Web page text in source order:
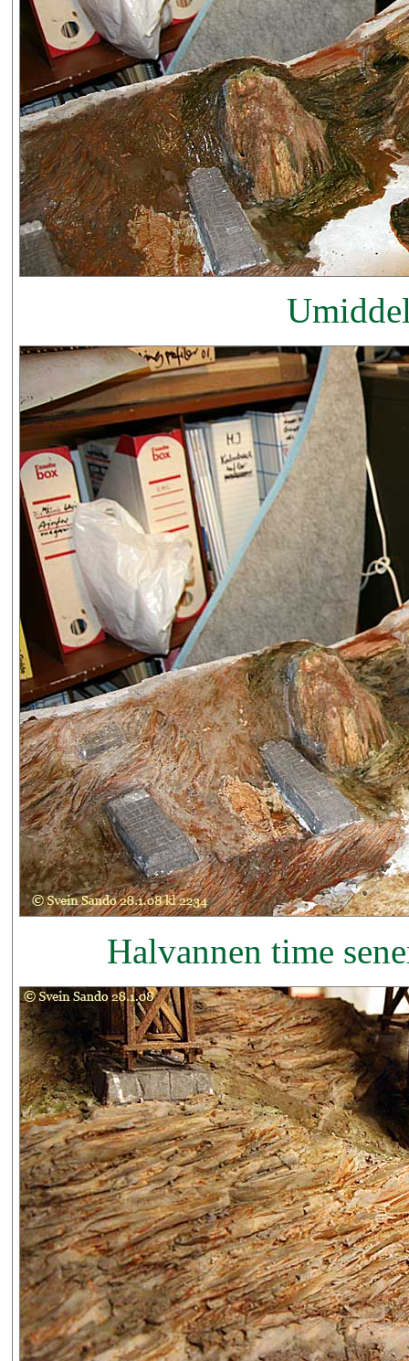
Halvannen time